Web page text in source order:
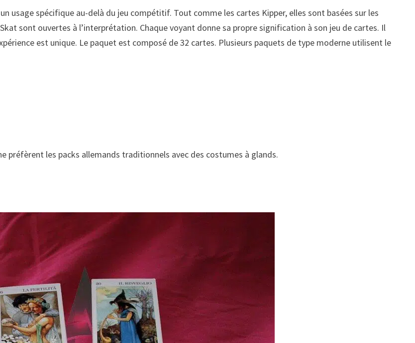
usage spécifique au-delà du jeu compétitif. Tout comme les cartes Kipper, elles sont basées sur les
sont ouvertes à l’interprétation. Chaque voyant donne sa propre signification à son jeu de cartes. Il
est unique. Le paquet est composé de 32 cartes. Plusieurs paquets de type moderne utilisent le
préfèrent les packs allemands traditionnels avec des costumes à glands.